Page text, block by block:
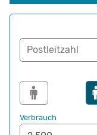
Postleitzahl
Verbrauch